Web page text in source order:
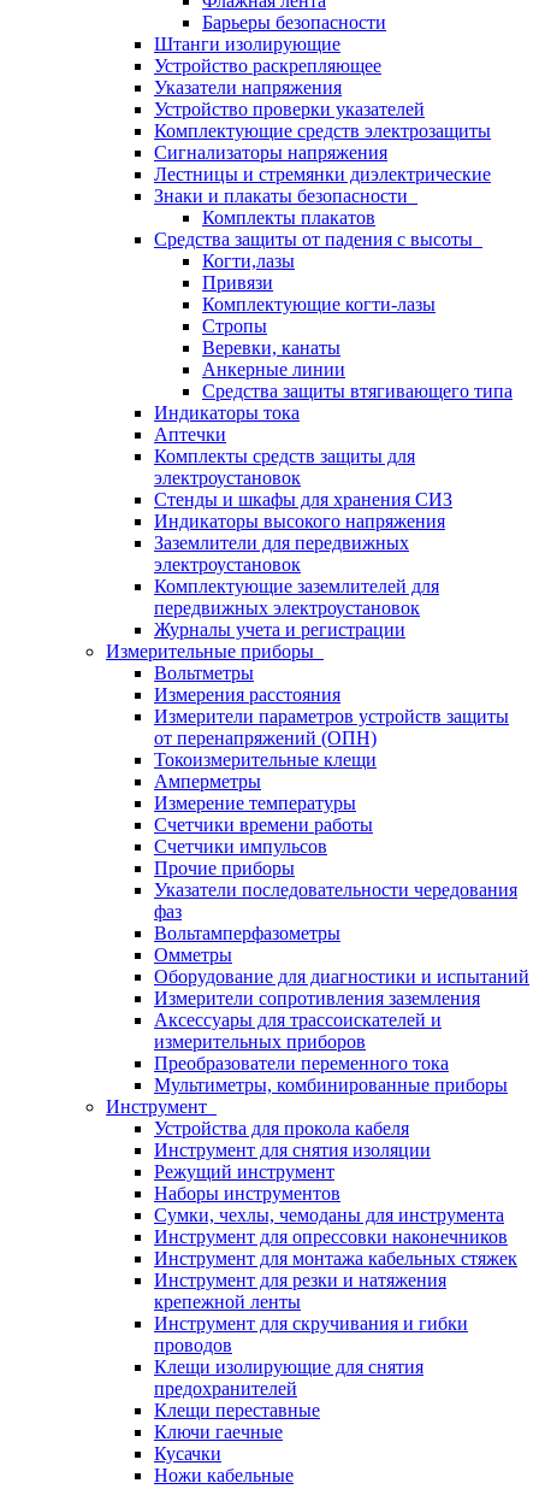
Барьеры безопасности
Штанги изолирующие
Устройство раскрепляющее
Указатели напряжения
Устройство проверки указателей
Комплектующие средств электрозащиты
Сигнализаторы напряжения
Лестницы и стремянки диэлектрические
Знаки и плакаты безопасности
Комплекты плакатов
Средства защиты от падения с высоты
Когти,лазы
Привязи
Комплектующие когти-лазы
Стропы
Веревки, канаты
Анкерные линии
Средства защиты втягивающего типа
Индикаторы тока
Аптечки
Комплекты средств защиты для
электроустановок
Стенды и шкафы для хранения СИЗ
Индикаторы высокого напряжения
Заземлители для передвижных
электроустановок
Комплектующие заземлителей для
передвижных электроустановок
Журналы учета и регистрации
Измерительные приборы
Вольтметры
Измерения расстояния
Измерители параметров устройств защиты
от перенапряжений (ОПН)
Токоизмерительные клещи
Амперметры
Измерение температуры
Счетчики времени работы
Счетчики импульсов
Прочие приборы
Указатели последовательности чередования
фаз
Вольтамперфазометры
Омметры
Оборудование для диагностики и испытаний
Измерители сопротивления заземления
Аксессуары для трассоискателей и
измерительных приборов
Преобразователи переменного тока
Мультиметры, комбинированные приборы
Инструмент
Устройства для прокола кабеля
Инструмент для снятия изоляции
Режущий инструмент
Наборы инструментов
Сумки, чехлы, чемоданы для инструмента
Инструмент для опрессовки наконечников
Инструмент для монтажа кабельных стяжек
Инструмент для резки и натяжения
крепежной ленты
Инструмент для скручивания и гибки
проводов
Клещи изолирующие для снятия
предохранителей
Клещи переставные
Ключи гаечные
Кусачки
Ножи кабельные